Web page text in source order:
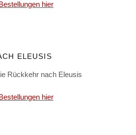
Bestellungen hier
ELEUSIS
Bestellungen hier